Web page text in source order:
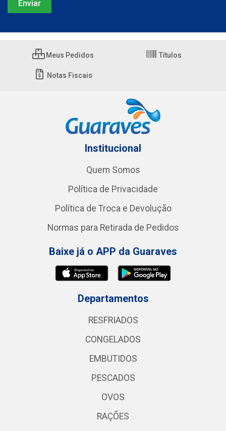
Meus Pedidos Títulos
Notas Fiscais
Institucional
Quem Somos
Política de Privacidade
Política de Troca e Devolução
Normas para Retirada de Pedidos
Baixe já o APP da Guaraves
Departamentos
RESFRIADOS
CONGELADOS
EMBUTIDOS
PESCADOS
OVOS
RAÇÕES